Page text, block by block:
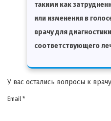
такими как
или изменения в
врачу для
соответствующего
У вас остались вопросы к
Email *